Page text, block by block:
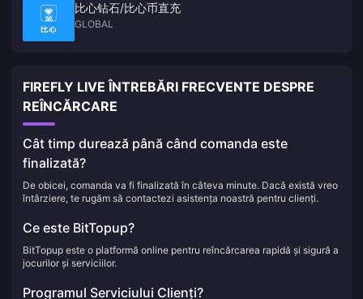
比心钻石/比心币直充
GLOBAL
FIREFLY LIVE ÎNTREBĂRI FRECVENTE DESPRE
REÎNCĂRCARE
Cât timp durează până când comanda este
finalizată?
De obicei, comanda va fi finalizată în câteva minute. Dacă există vreo
întârziere, te rugăm să contactezi asistența noastră pentru clienți.
Ce este BitTopup?
BitTopup este o platformă online pentru reîncărcarea rapidă și sigură a
jocurilor și serviciilor.
Programul Serviciului Clienți?